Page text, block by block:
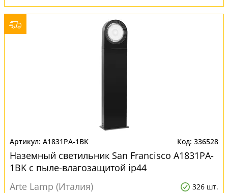
A1831PA-1BK 336528
Наземный светильник San Francisco A1831PA-
1BK с пыле-влагозащитой ip44
Arte Lamp (Италия)
326 шт.